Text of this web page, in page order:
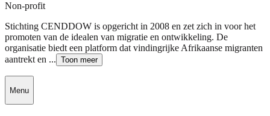
Non-profit
Stichting CENDDOW is opgericht in 2008 en zet zich in voor het
promoten van de idealen van migratie en ontwikkeling. De
organisatie biedt een platform dat vindingrijke Afrikaanse migranten
aantrekt en ... Toon meer
Menu